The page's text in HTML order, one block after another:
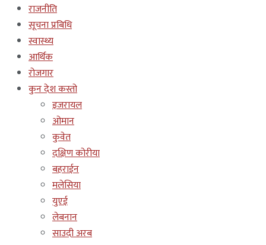
राजनीति
सूचना प्रबिधि
स्वास्थ्य
आर्थिक
रोजगार
कुन देश कस्तो
इजरायल
ओमान
कुवेत
दक्षिण कोरीया
बहराईन
मलेसिया
युएई
लेबनान
साउदी अरब